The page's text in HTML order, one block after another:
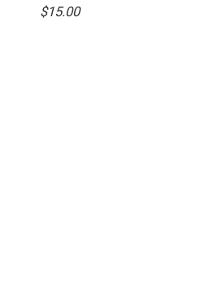
$15.00